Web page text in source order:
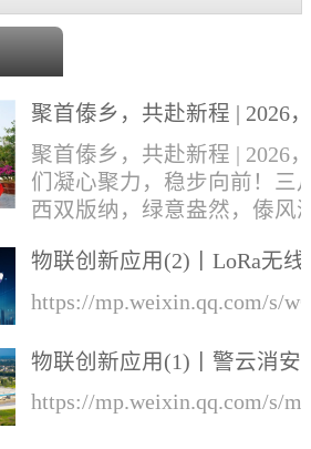
聚首傣乡，共赴新程 | 2026
们凝心聚力，稳步向前！
聚首傣乡，共赴新程 | 2026
们凝心聚力，稳步向前！三
西双版纳，绿意盎然，傣风
风中肆意绽放。丛文&华际
成员奔赴这片雨林热土，开
一场集年会盛典、团建游玩
业培训于一体的专属旅程！
才，展宏图，盛宴锚定前行
向本次旅程的开篇，便迎来
物联创新应用(2)丨LoRa无线
知的综合解决方案
https://mp.weixin.qq.com/s/
物联创新应用(1)丨警云消安
一体预警解决方案
https://mp.weixin.qq.com/s/